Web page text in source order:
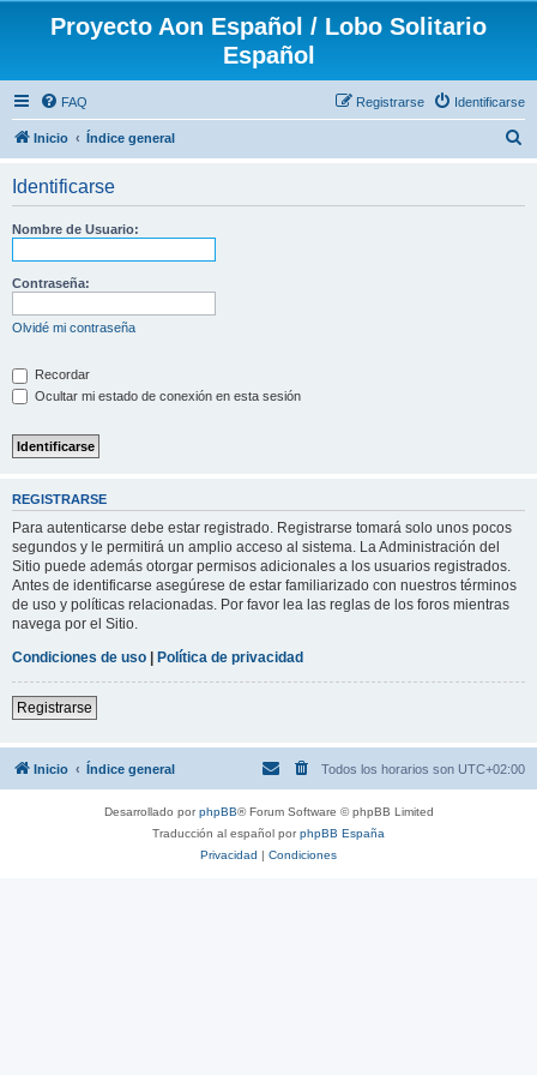
Proyecto Aon Español / Lobo Solitario
Español
FAQ Identificarse
Registrarse
Inicio Índice general
Identificarse
Nombre de Usuario:
Contraseña:
Olvidé mi contraseña
Recordar
Ocultar mi estado de conexión en esta sesión
REGISTRARSE
Para autenticarse debe estar registrado. Registrarse tomará solo unos pocos
segundos y le permitirá un amplio acceso al sistema. La Administración del
Sitio puede además otorgar permisos adicionales a los usuarios registrados.
Antes de identificarse asegúrese de estar familiarizado con nuestros términos
de uso y políticas relacionadas. Por favor lea las reglas de los foros mientras
navega por el Sitio.
Condiciones de uso | Política de privacidad
Registrarse
Inicio Índice general Todos los horarios son UTC+02:00
Desarrollado porphpBB® Forum Software © phpBB Limited
Traducción al español porphpBB España
Privacidad | Condiciones